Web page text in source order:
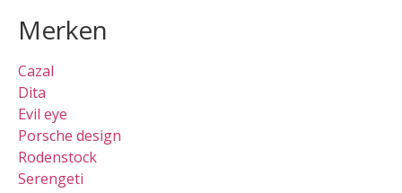
Merken
Cazal
Dita
Evil eye
Porsche design
Rodenstock
Serengeti